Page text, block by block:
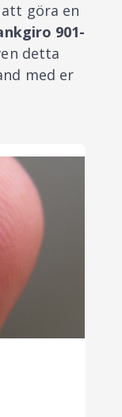
göra en
901-
detta
med er